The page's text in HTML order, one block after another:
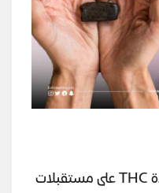
عند تعاطي الحشيش، تؤثر مادة THC على مستقبلات